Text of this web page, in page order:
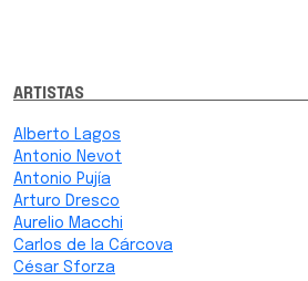
ARTISTAS
Alberto Lagos
Antonio Nevot
Antonio Pujía
Arturo Dresco
Aurelio Macchi
Carlos de la Cárcova
César Sforza